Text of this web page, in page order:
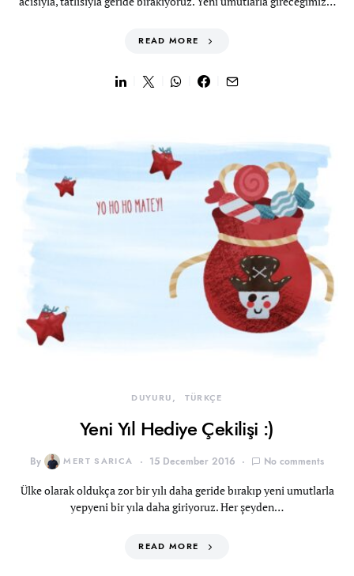
READ MORE
DUYURU TÜRKÇE
Yeni Yıl Hediye Çekilişi :)
By MERT SARICA 15 December 2016 No comments
Ülke olarak oldukça zor bir yılı daha geride bırakıp yeni umutlarla
yepyeni bir yıla daha giriyoruz. Her şeyden…
READ MORE